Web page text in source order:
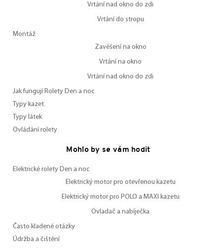
Vrtání nad okno do zdi
Vrtání do stropu
Montáž
Zavěšení na okno
Vrtání na okno
Vrtání nad okno do zdi
Jak fungují Rolety Den a noc
Typy kazet
Typy látek
Ovládání rolety
Mohlo by se vám hodit
Elektrické rolety Den a noc
Elektrický motor pro otevřenou kazetu
Elektrický motor pro POLO a MAXI kazetu
Ovladač a nabíječka
Často kladené otázky
Údržba a čištění